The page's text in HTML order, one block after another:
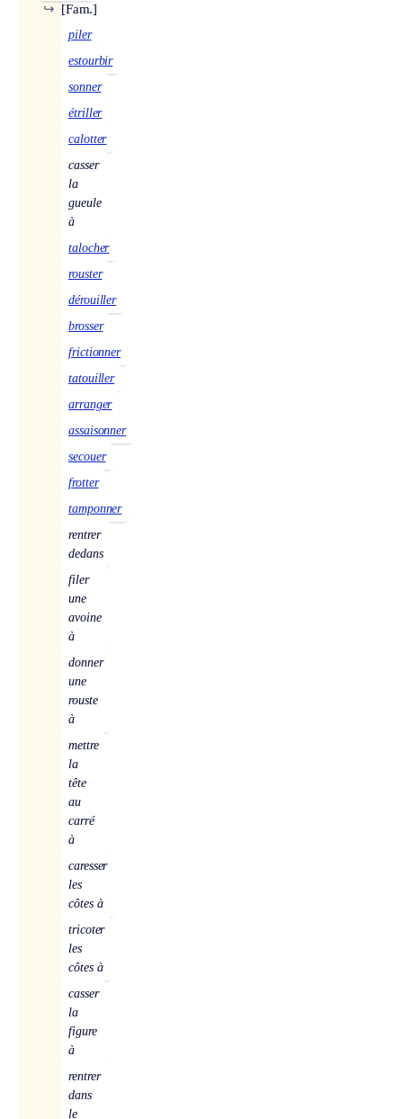
[Fam.]
↪
piler
estourbir
sonner
étriller
calotter
casser
la
gueule
à
talocher
rouster
dérouiller
brosser
frictionner
tatouiller
arranger
assaisonner
secouer
frotter
tamponner
rentrer
dedans
filer
une
avoine
à
donner
une
rouste
à
mettre
la
tête
au
carré
à
caresser
les
côtes à
tricoter
les
côtes à
casser
la
figure
à
rentrer
dans
le